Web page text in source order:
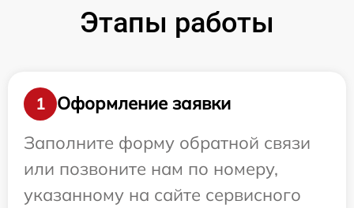
Этапы работы
1
Оформление заявки
Заполните форму обратной связи
или позвоните нам по номеру,
указанному на сайте сервисного